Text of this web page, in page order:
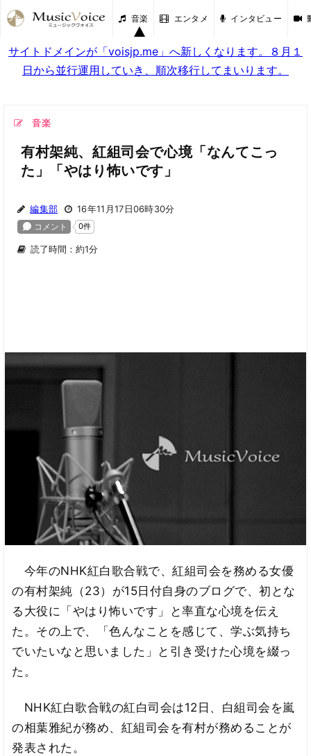
音楽 エンタメ インタビュー
サイトドメインが「voisjp.me」へ新しくなります。８月１
日から並行運用していき、順次移行してまいります。
音楽
有村架純、紅組司会で心境「なんてこっ
た」「やはり怖いです」
編集部 16年11月17日06時30分
読了時間：約1分
今年のNHK紅白歌合戦で、紅組司会を務める女優
の有村架純（23）が15日付自身のブログで、初とな
る大役に「やはり怖いです」と率直な心境を伝え
た。その上で、「色んなことを感じて、学ぶ気持ち
でいたいなと思いました」と引き受けた心境を綴っ
た。
NHK紅白歌合戦の紅白司会は12日、白組司会を嵐
の相葉雅紀が務め、紅組司会を有村が務めることが
発表された。